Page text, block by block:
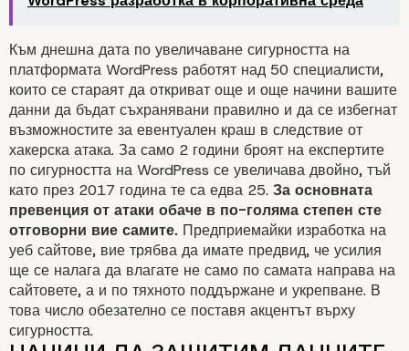
Към днешна дата по увеличаване сигурността на
платформата WordPress работят над 50 специалисти,
които се стараят да откриват още и още начини вашите
данни да бъдат съхранявани правилно и да се избегнат
възможностите за евентуален краш в следствие от
хакерска атака. За само 2 години броят на експертите
по сигурността на WordPress се увеличава двойно, тъй
като през 2017 година те са едва 25. За основната
превенция от атаки обаче в по-голяма степен сте
отговорни вие самите. Предприемайки изработка на
уеб сайтове, вие трябва да имате предвид, че усилия
ще се налага да влагате не само по самата направа на
сайтовете, а и по тяхното поддържане и укрепване. В
това число обезателно се поставя акцентът върху
сигурността.